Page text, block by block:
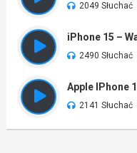
2049 Słuchać
iPhone 15 –
2490 Słuchać
Apple IPhone
2141 Słuchać